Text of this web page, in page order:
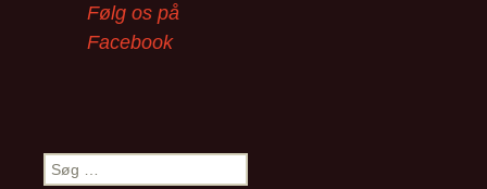
Følg os på
Facebook
Søg
efter: